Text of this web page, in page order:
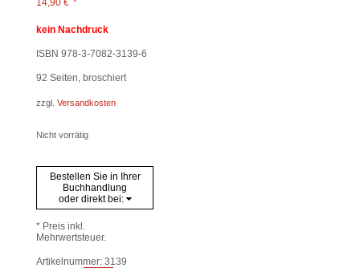
14,90 € *
kein Nachdruck
ISBN 978-3-7082-3139-6
92 Seiten, broschiert
zzgl. Versandkosten
Nicht vorrätig
Bestellen Sie in Ihrer
Buchhandlung
oder direkt bei:
* Preis inkl.
Mehrwertsteuer.
Artikelnummer: 3139